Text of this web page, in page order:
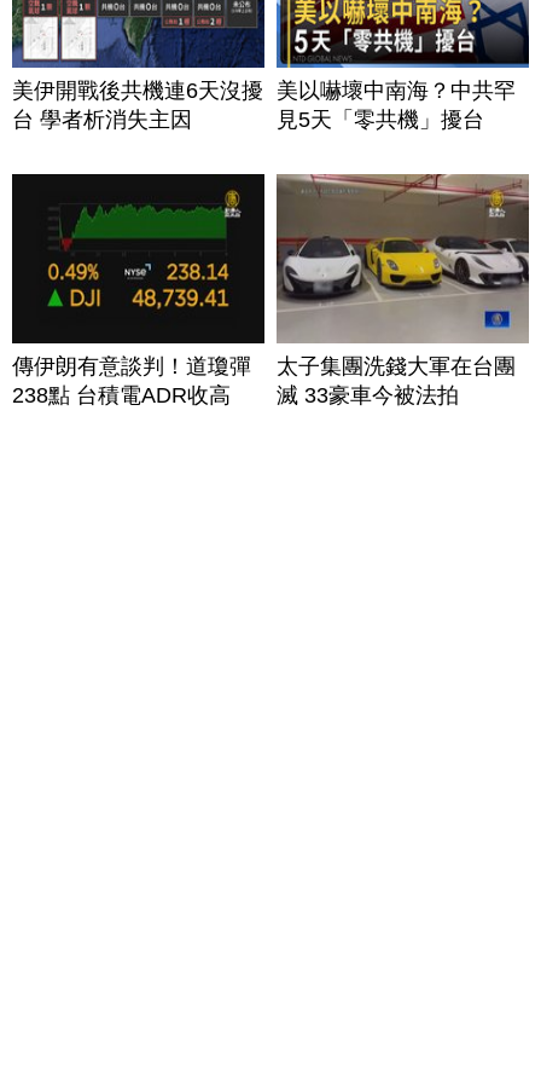
美伊開戰後共機連6天沒擾
台 學者析消失主因
美以嚇壞中南海？中共罕
見5天「零共機」擾台
傳伊朗有意談判！道瓊彈
238點 台積電ADR收高
太子集團洗錢大軍在台團
滅 33豪車今被法拍